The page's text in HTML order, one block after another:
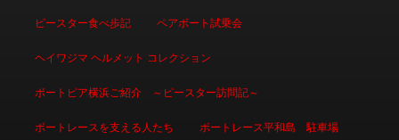
ピースター食べ歩記 ペアボート試乗会
ヘイワジマ ヘルメット コレクション
ボートピア横浜ご紹介 ～ピースター訪問記～
ボートレースを支える人たち ボートレース平和島 駐車場